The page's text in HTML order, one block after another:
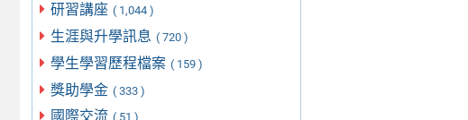
研習講座 ( 1,044 )
生涯與升學訊息 ( 720 )
學生學習歷程檔案 ( 159 )
獎助學金 ( 333 )
國際交流 ( 51 )